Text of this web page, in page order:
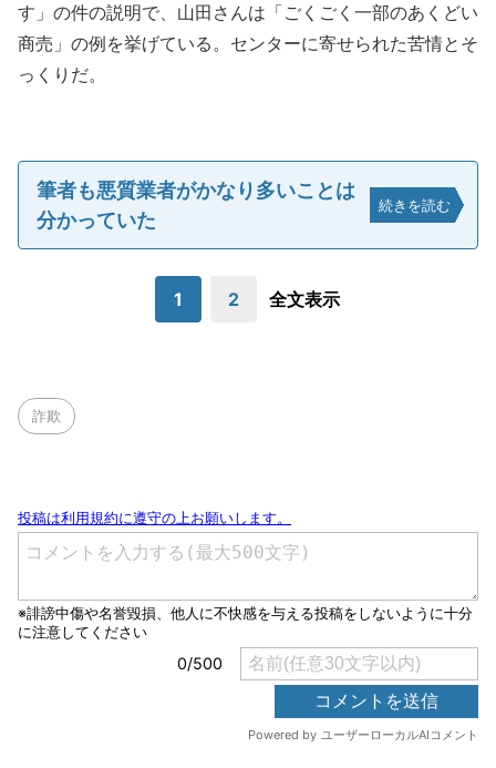
す」の件の説明で、山田さんは「ごくごく一部のあくどい
商売」の例を挙げている。センターに寄せられた苦情とそ
っくりだ。
筆者も悪質業者がかなり多いことは
分かっていた
続きを読む
1 2 全文表示
詐欺